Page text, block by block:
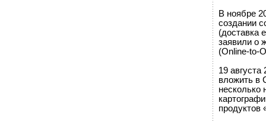
В ноябре
создании
(доставка
заявили о
(Online-to-
19
вложить в
несколько
продуктов